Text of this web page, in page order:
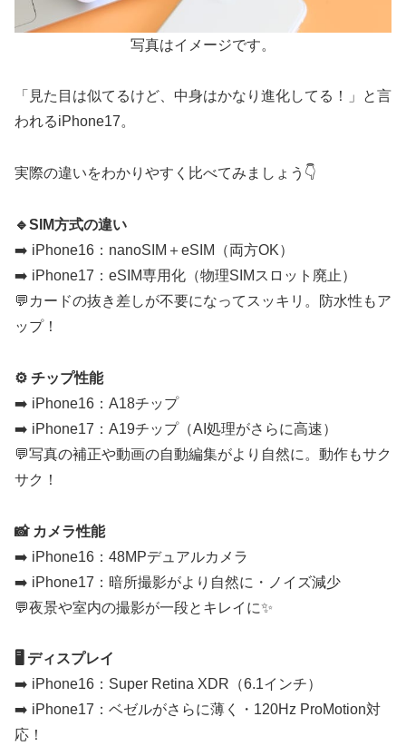
写真はイメージです。
「見た目は似てるけど、中身はかなり進化してる！」と言
われるiPhone17。
実際の違いをわかりやすく比べてみましょう👇
🔹SIM方式の違い
➡️ iPhone16：nanoSIM＋eSIM（両方OK）
➡️ iPhone17：eSIM専用化（物理SIMスロット廃止）
💬カードの抜き差しが不要になってスッキリ。防水性もア
ップ！
⚙️ チップ性能
➡️ iPhone16：A18チップ
➡️ iPhone17：A19チップ（AI処理がさらに高速）
💬写真の補正や動画の自動編集がより自然に。動作もサク
サク！
📸 カメラ性能
➡️ iPhone16：48MPデュアルカメラ
➡️ iPhone17：暗所撮影がより自然に・ノイズ減少
💬夜景や室内の撮影が一段とキレイに✨
🖥️ ディスプレイ
➡️ iPhone16：Super Retina XDR（6.1インチ）
➡️ iPhone17：ベゼルがさらに薄く・120Hz ProMotion対
応！